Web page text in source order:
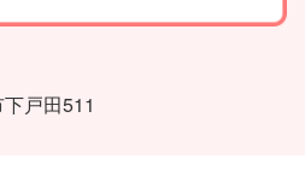
戸田511